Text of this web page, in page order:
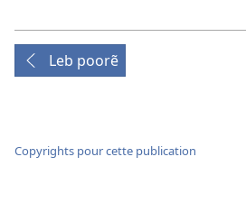
Leb poorẽ
Copyrights pour cette publication